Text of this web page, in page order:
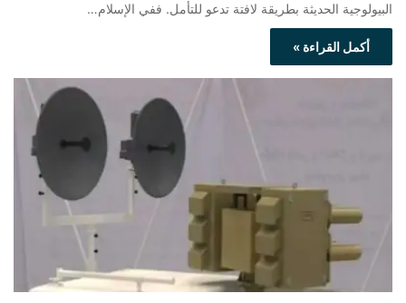
البيولوجية الحديثة بطريقة لافتة تدعو للتأمل. ففي الإسلام…
أكمل القراءة »